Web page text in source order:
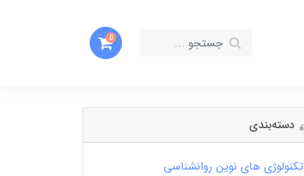
0
دسته‌بندی
تکنولوژی های نوین روانشناسی